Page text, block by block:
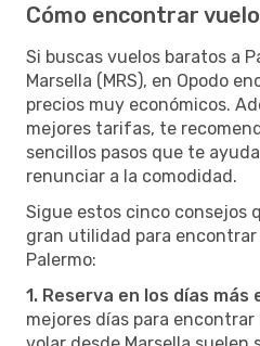
Cómo encontrar
Si buscas vuelos baratos a
Marsella (MRS), en Opodo
precios muy económicos.
mejores tarifas, te
sencillos pasos que te
renunciar a la comodidad.
Sigue estos cinco consejos
gran utilidad para encontrar
Palermo:
1. Reserva en los días más
mejores días para